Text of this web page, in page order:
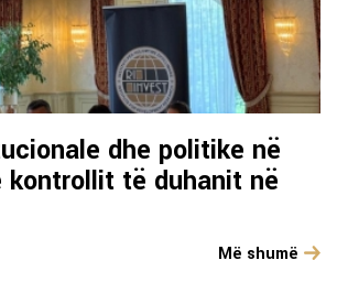
dhe politike në
kontrollit të duhanit në
Më shumë